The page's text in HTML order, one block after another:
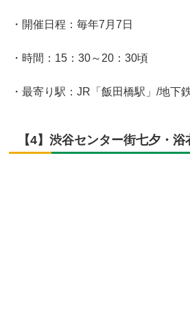
・開催日程：毎年7月7日
・時間：15：30～20：30頃
・最寄り駅：JR「飯田橋駅」/地下
【4】渋谷センター街七夕・浴